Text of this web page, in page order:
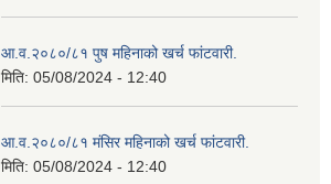
आ.व.२०८०/८१ पुष महिनाको खर्च फांटवारी.
मिति: 05/08/2024 - 12:40
आ.व.२०८०/८१ मंसिर महिनाको खर्च फांटवारी.
मिति: 05/08/2024 - 12:40